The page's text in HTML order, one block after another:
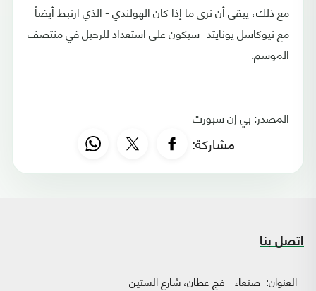
مع ذلك، يبقى أن نرى ما إذا كان الهولندي - الذي ارتبط أيضاً
مع نيوكاسل يونايتد- سيكون على استعداد للرحيل في منتصف
الموسم.
المصدر: بي إن سبورت
مشاركة:
اتصل بنا
العنوان: صنعاء - فج عطان، شارع الستين